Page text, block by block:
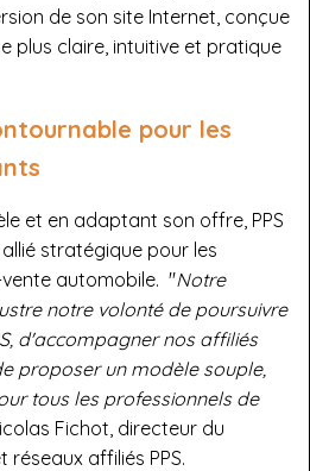
de son site Internet, conçue
plus claire, intuitive et pratique
pour les
et en adaptant son offre, PPS
stratégique pour les
automobile. "Notre
notre volonté de poursuivre
d'accompagner nos affiliés
proposer un modèle souple,
tous les professionnels de
Fichot , directeur du
réseaux affiliés PPS.